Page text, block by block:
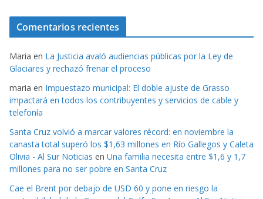
Comentarios recientes
Maria en La Justicia avaló audiencias públicas por la Ley de
Glaciares y rechazó frenar el proceso
maria en Impuestazo municipal: El doble ajuste de Grasso
impactará en todos los contribuyentes y servicios de cable y
telefonía
Santa Cruz volvió a marcar valores récord: en noviembre la
canasta total superó los $1,63 millones en Río Gallegos y Caleta
Olivia - Al Sur Noticias en Una familia necesita entre $1,6 y 1,7
millones para no ser pobre en Santa Cruz
Cae el Brent por debajo de USD 60 y pone en riesgo la